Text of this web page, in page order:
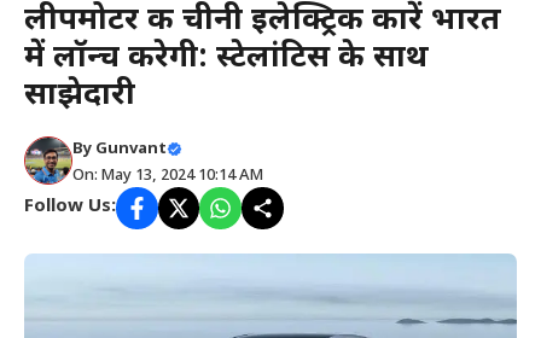
लीपमोटर की चीनी इलेक्ट्रिक कारें भारत
में लॉन्च करेगी: स्टेलांटिस के साथ
साझेदारी
By Gunvant
On: May 13, 2024 10:14 AM
Follow Us: